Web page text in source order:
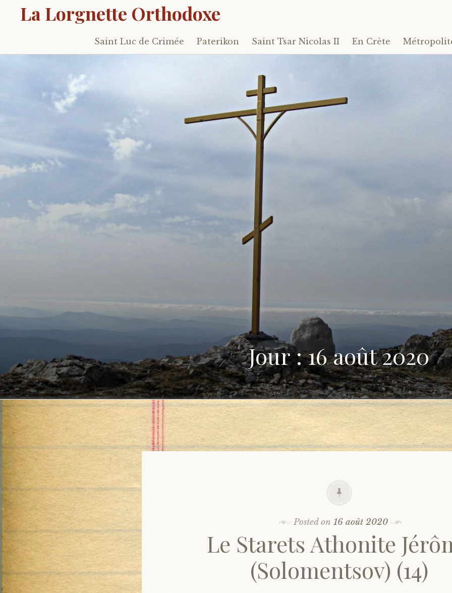
La Lorgnette Orthodoxe
Skip
to
Saint Luc de Crimée Paterikon Saint Tsar Nicolas II En Crète
Jour : 16 août 2020
Posted on 16 août 2020
Le Starets Athonite
(Solomentsov) (14)